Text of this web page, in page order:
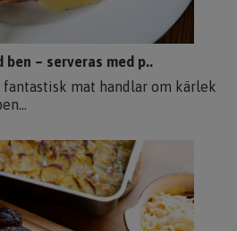
– serveras med p..
mat handlar om kärlek